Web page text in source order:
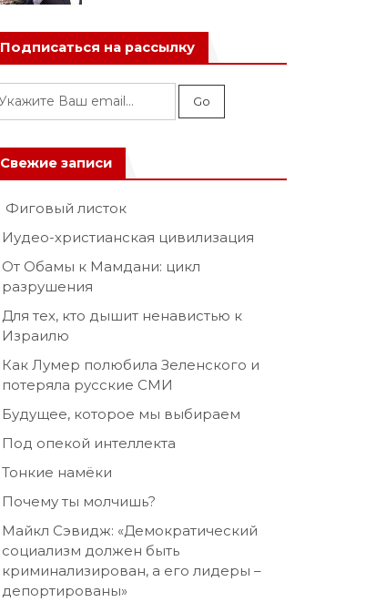
Подписаться на рассылку
Свежие записи
Фиговый листок
Иудео-христианская цивилизация
От Обамы к Мамдани: цикл
разрушения
Для тех, кто дышит ненавистью к
Израилю
Как Лумер полюбила Зеленского и
потеряла русские СМИ
Будущее, которое мы выбираем
Под опекой интеллекта
Тонкие намёки
Почему ты молчишь?
Майкл Сэвидж: «Демократический
социализм должен быть
криминализирован, а его лидеры –
депортированы»